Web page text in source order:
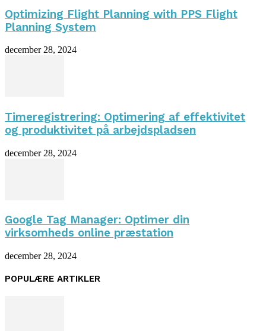
Optimizing Flight Planning with PPS Flight
Planning System
december 28, 2024
Timeregistrering: Optimering af effektivitet
og produktivitet på arbejdspladsen
december 28, 2024
Google Tag Manager: Optimer din
virksomheds online præstation
december 28, 2024
POPULÆRE ARTIKLER